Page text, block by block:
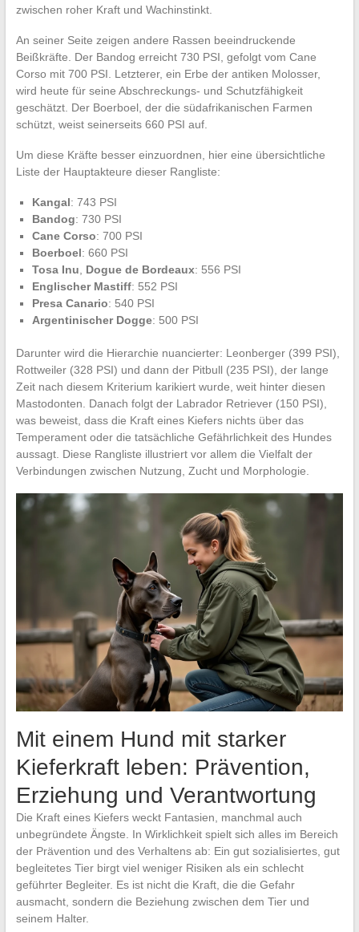
zwischen roher Kraft und Wachinstinkt.
An seiner Seite zeigen andere Rassen beeindruckende
Beißkräfte. Der Bandog erreicht 730 PSI, gefolgt vom Cane
Corso mit 700 PSI. Letzterer, ein Erbe der antiken Molosser,
wird heute für seine Abschreckungs- und Schutzfähigkeit
geschätzt. Der Boerboel, der die südafrikanischen Farmen
schützt, weist seinerseits 660 PSI auf.
Um diese Kräfte besser einzuordnen, hier eine übersichtliche
Liste der Hauptakteure dieser Rangliste:
Kangal: 743 PSI
Bandog: 730 PSI
Cane Corso: 700 PSI
Boerboel: 660 PSI
Tosa Inu
Dogue de Bordeaux: 556 PSI
Englischer Mastiff: 552 PSI
Presa Canario: 540 PSI
Argentinischer Dogge: 500 PSI
Darunter wird die Hierarchie nuancierter: Leonberger (399 PSI),
Rottweiler (328 PSI) und dann der Pitbull (235 PSI), der lange
Zeit nach diesem Kriterium karikiert wurde, weit hinter diesen
Mastodonten. Danach folgt der Labrador Retriever (150 PSI),
was beweist, dass die Kraft eines Kiefers nichts über das
Temperament oder die tatsächliche Gefährlichkeit des Hundes
aussagt. Diese Rangliste illustriert vor allem die Vielfalt der
Verbindungen zwischen Nutzung, Zucht und Morphologie.
Mit einem Hund mit starker
Kieferkraft leben: Prävention,
Erziehung und Verantwortung
Die Kraft eines Kiefers weckt Fantasien, manchmal auch
unbegründete Ängste. In Wirklichkeit spielt sich alles im Bereich
der Prävention und des Verhaltens ab: Ein gut sozialisiertes, gut
begleitetes Tier birgt viel weniger Risiken als ein schlecht
geführter Begleiter. Es ist nicht die Kraft, die die Gefahr
ausmacht, sondern die Beziehung zwischen dem Tier und
seinem Halter.